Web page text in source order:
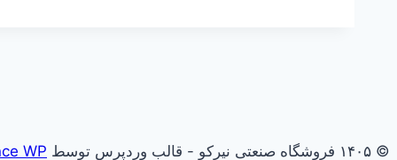
© ۱۴۰۵ فروشگاه صنعتی نیرکو - قالب وردپرس توسط WP